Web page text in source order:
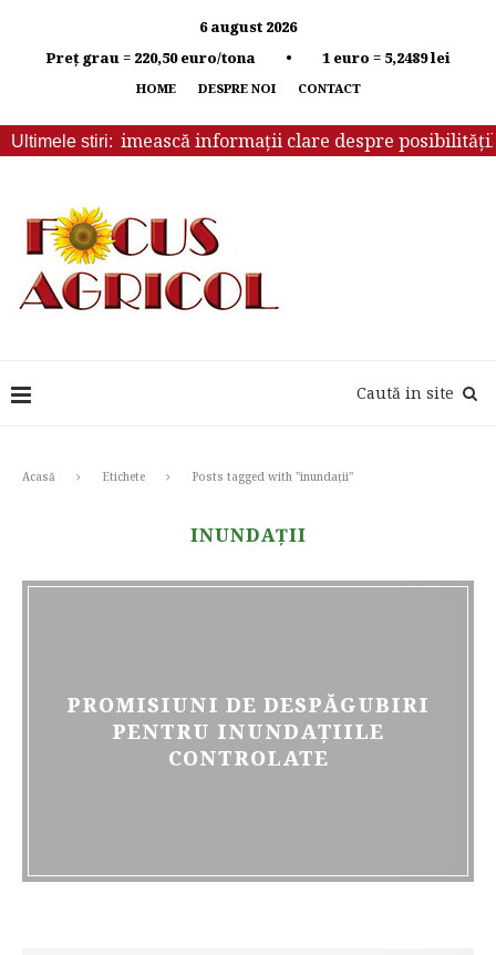
6 august 2026
Preț grau = 220,50 euro/tona • 1 euro = 5,2489 lei
HOME DESPRE NOI CONTACT
Ultimele stiri:
să primească informații clare despre posibilitățile
Caută in site
Acasă Etichete Posts tagged with "inundaţii"
INUNDAŢII
PROMISIUNI DE DESPĂGUBIRI
PENTRU INUNDAȚIILE
CONTROLATE